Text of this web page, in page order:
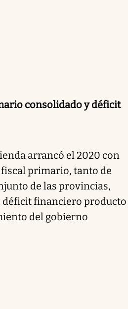
consolidado y déficit
arrancó el 2020 con
primario, tanto de
de las provincias,
déficit financiero producto
del gobierno